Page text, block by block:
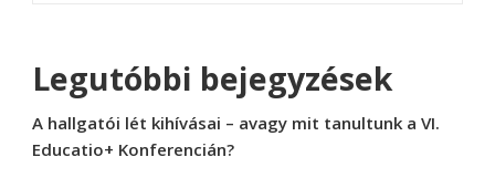
Legutóbbi bejegyzések
A hallgatói lét kihívásai – avagy mit tanultunk a VI.
Educatio+ Konferencián?